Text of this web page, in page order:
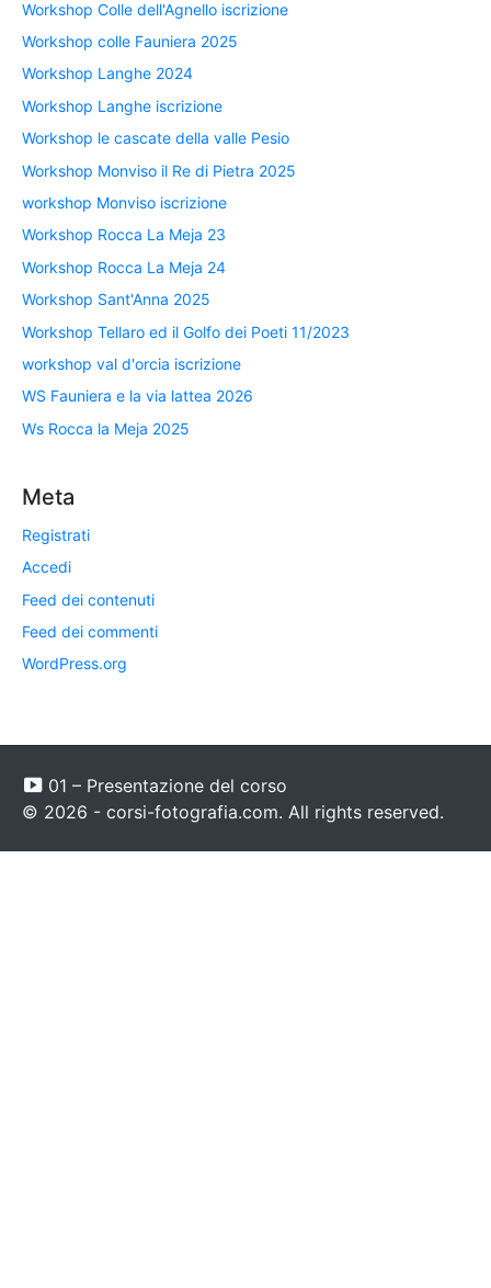
Workshop Colle dell'Agnello iscrizione
Workshop colle Fauniera 2025
Workshop Langhe 2024
Workshop Langhe iscrizione
Workshop le cascate della valle Pesio
Workshop Monviso il Re di Pietra 2025
workshop Monviso iscrizione
Workshop Rocca La Meja 23
Workshop Rocca La Meja 24
Workshop Sant'Anna 2025
Workshop Tellaro ed il Golfo dei Poeti 11/2023
workshop val d'orcia iscrizione
WS Fauniera e la via lattea 2026
Ws Rocca la Meja 2025
Meta
Registrati
Accedi
Feed dei contenuti
Feed dei commenti
WordPress.org
01 – Presentazione del corso
© 2026 - corsi-fotografia.com. All rights reserved.